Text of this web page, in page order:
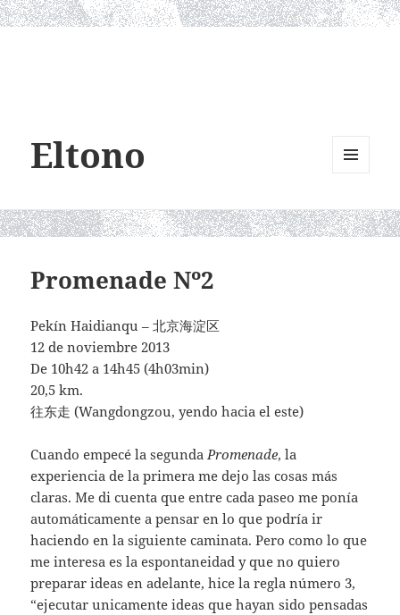
Eltono
WIDGETS
Promenade Nº2
Pekín Haidianqu – 北京海淀区
12 de noviembre 2013
De 10h42 a 14h45 (4h03min)
20,5 km.
往东走 (Wangdongzou, yendo hacia el este)
Cuando empecé la segundaPromenade, la
experiencia de la primera me dejo las cosas más
claras. Me di cuenta que entre cada paseo me ponía
automáticamente a pensar en lo que podría ir
haciendo en la siguiente caminata. Pero como lo que
me interesa es la espontaneidad y que no quiero
preparar ideas en adelante, hice la regla número 3,
“ejecutar unicamente ideas que hayan sido pensadas